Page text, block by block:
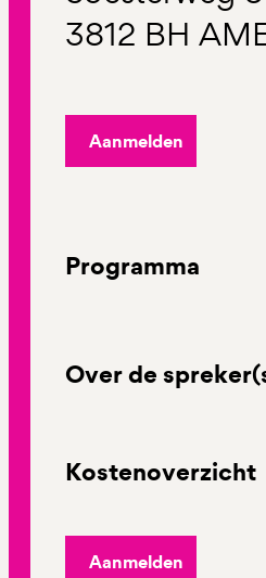
3812 BH
Aanmelden
Programma
Over de
Kostenoverzicht
Aanmelden